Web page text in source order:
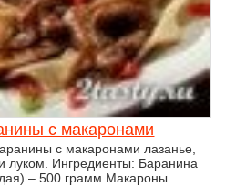
с макаронами
с макаронами лазанье,
луком. Ингредиенты: Баранина
– 500 грамм Макароны..